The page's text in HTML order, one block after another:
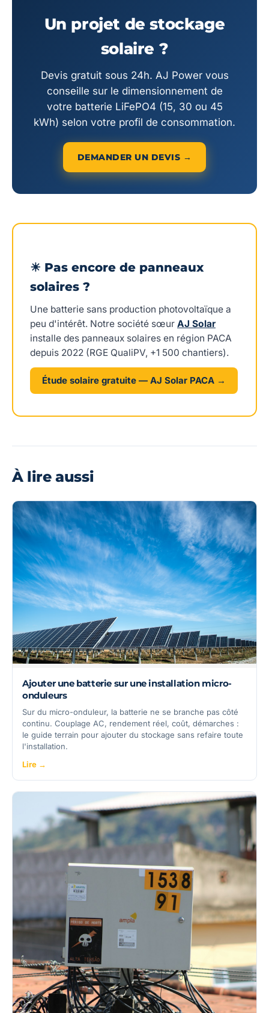
Un projet de stockage
solaire ?
Devis gratuit sous 24h. AJ Power vous
conseille sur le dimensionnement de
votre batterie LiFePO4 (15, 30 ou 45
kWh) selon votre profil de consommation.
DEMANDER UN DEVIS →
☀ Pas encore de panneaux
solaires ?
Une batterie sans production photovoltaïque a
peu d'intérêt. Notre société sœur AJ Solar
installe des panneaux solaires en région PACA
depuis 2022 (RGE QualiPV, +1 500 chantiers).
Étude solaire gratuite — AJ Solar PACA →
À lire aussi
Ajouter une batterie sur une installation micro-
onduleurs
Sur du micro-onduleur, la batterie ne se branche pas côté
continu. Couplage AC, rendement réel, coût, démarches :
le guide terrain pour ajouter du stockage sans refaire toute
l'installation.
Lire →